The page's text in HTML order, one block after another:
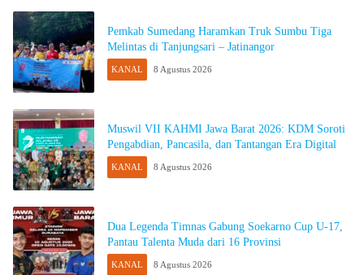
Pemkab Sumedang Haramkan Truk Sumbu Tiga
Melintas di Tanjungsari – Jatinangor
KANAL 8 Agustus 2026
Muswil VII KAHMI Jawa Barat 2026: KDM Soroti
Pengabdian, Pancasila, dan Tantangan Era Digital
KANAL 8 Agustus 2026
Dua Legenda Timnas Gabung Soekarno Cup U-17,
Pantau Talenta Muda dari 16 Provinsi
KANAL 8 Agustus 2026